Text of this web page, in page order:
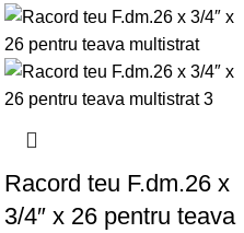
Racord teu F.dm.26 x
3/4″ x 26 pentru teava